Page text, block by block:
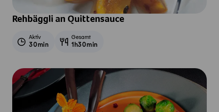
Rehbäggli an Quittensauce
Aktiv
30min
Gesamt
1h30min